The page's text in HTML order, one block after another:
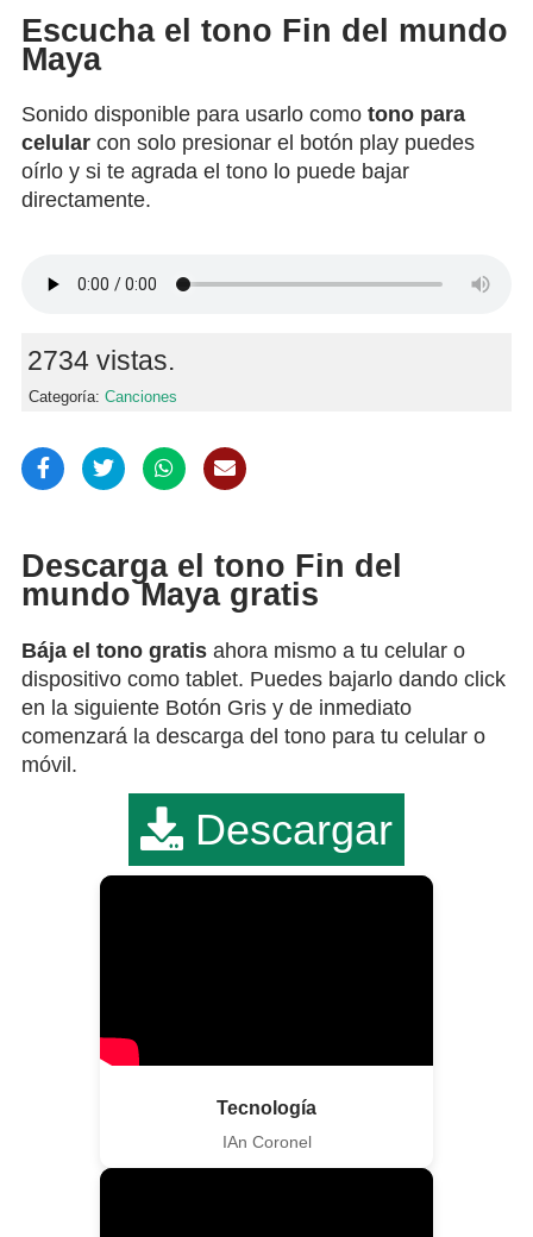
Escucha el tono Fin del mundo
Maya
Sonido disponible para usarlo como tono para
celular con solo presionar el botón play puedes
oírlo y si te agrada el tono lo puede bajar
directamente.
2734 vistas.
Categoría: Canciones
Descarga el tono Fin del
mundo Maya gratis
Bája el tono gratis ahora mismo a tu celular o
dispositivo como tablet. Puedes bajarlo dando click
en la siguiente Botón Gris y de inmediato
comenzará la descarga del tono para tu celular o
móvil.
Descargar
Tecnología
IAn Coronel